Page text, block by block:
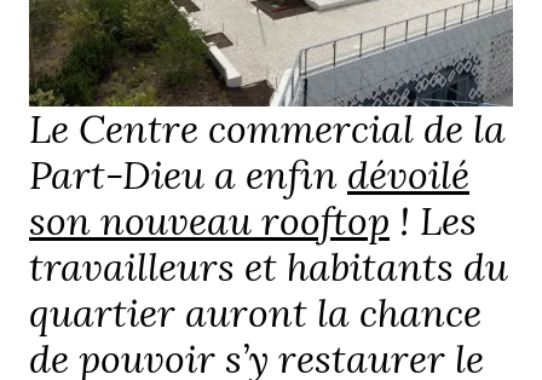
Le Centre commercial de la
Part-Dieu a enfin dévoilé
son nouveau rooftop ! Les
travailleurs et habitants du
quartier auront la chance
de pouvoir s’y restaurer le